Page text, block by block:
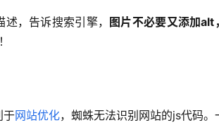
，告诉搜索引擎，
图片不必要又添加alt
于网站优化，蜘蛛无法识别网站的js代码。